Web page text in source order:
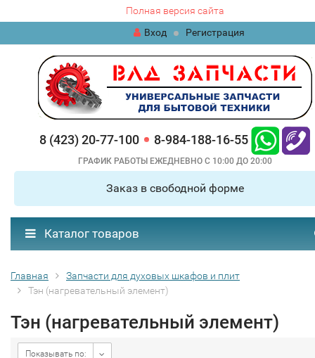
Полная версия сайта
Вход
Регистрация
8 (423) 20-77-100 8-984-188-16-55
ГРАФИК РАБОТЫ ЕЖЕДНЕВНО С 10:00 ДО 20:00
Заказ в свободной форме
Каталог товаров
Главная
Запчасти для духовых шкафов и плит
Тэн (нагревательный элемент)
Тэн (нагревательный элемент)
Показывать по: